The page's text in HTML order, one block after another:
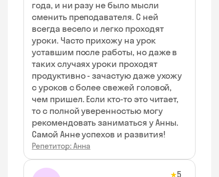
года, и ни разу не было мысли
сменить преподавателя. С ней
всегда весело и легко проходят
уроки. Часто прихожу на урок
уставшим после работы, но даже в
таких случаях уроки проходят
продуктивно - зачастую даже ухожу
с уроков с более свежей головой,
чем пришел. Если кто-то это читает,
то с полной уверенностью могу
рекомендовать заниматься у Анны.
Самой Анне успехов и развития!
Репетитор: Анна
★5